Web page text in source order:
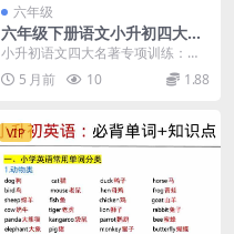
六年级
六年级下册语文小升初四大名
著常考知识点每日一练电子版
小升初语文四大名著专项训练：每
日一练助力升学 各位家长和同学们
好，我是学科星。在...
5 月前 10 1.88
VIP